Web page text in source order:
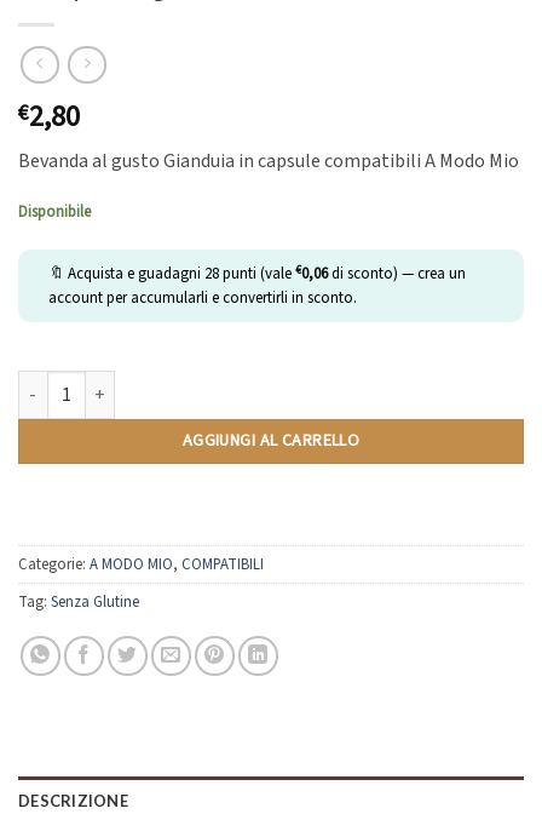
€2,80
Bevanda al gusto Gianduia in capsule compatibili A Modo Mio
Disponibile
🔖 Acquista e guadagni 28punti (vale €0,06di sconto) — crea un
account per accumularli e convertirli in sconto.
Gianduia | Compatibili Lavazza A Modo Mio | 10 Capsule quantità
AGGIUNGI AL CARRELLO
Categorie: A MODO MIO, COMPATIBILI
Tag: Senza Glutine
DESCRIZIONE